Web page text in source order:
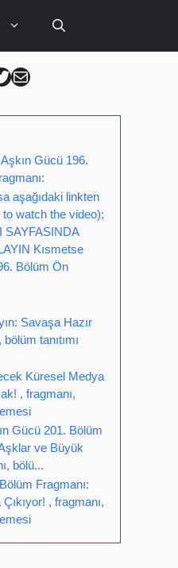
LinkedinTwitter
Can Kütahya Mail
Gücü 196.
aşağıdaki linkten
watch the video);
SAYFASINDA
Kısmetse
Bölüm Ön
Savaşa Hazır
bölüm tanıtımı
Küresel Medya
, fragmanı,
Gücü 201. Bölüm
ve Büyük
bölü...
Fragmanı:
, fragmanı,